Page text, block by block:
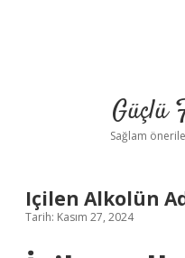
Güçlü
Sağlam
Içilen Alkolün
Tarih: Kasım 27, 2024